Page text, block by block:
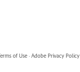
of Use · Adobe Privacy Policy